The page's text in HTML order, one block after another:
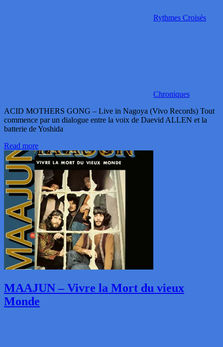
Rythmes Croisés
Chroniques
ACID MOTHERS GONG – Live in Nagoya (Vivo Records) Tout
commence par un dialogue entre la voix de Daevid ALLEN et la
batterie de Yoshida
Read more
MAAJUN – Vivre la Mort du vieux
Monde